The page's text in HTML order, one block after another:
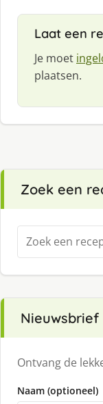
Laat een
Je moet
plaatsen.
Zoek een
Zoeken
naar:
Nieuwsbrief
Ontvang de
Naam (optioneel)